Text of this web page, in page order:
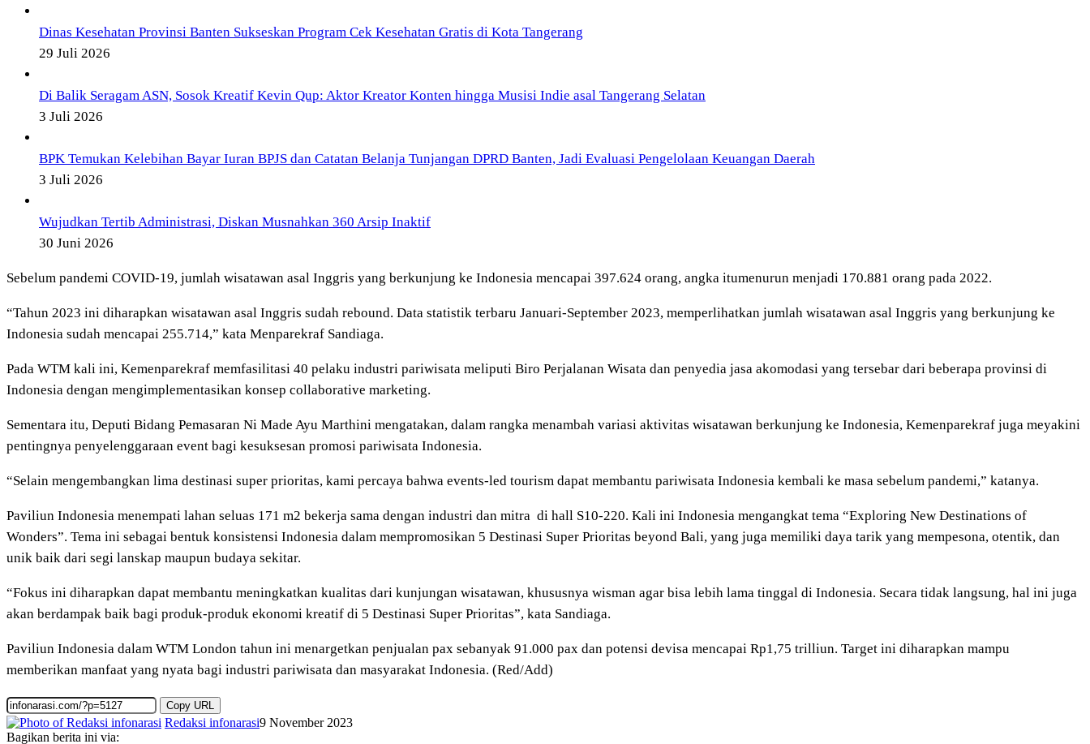
Dinas Kesehatan Provinsi Banten Sukseskan Program Cek Kesehatan Gratis di Kota Tangerang
29 Juli 2026
Di Balik Seragam ASN, Sosok Kreatif Kevin Qup: Aktor Kreator Konten hingga Musisi Indie asal Tangerang Selatan
3 Juli 2026
BPK Temukan Kelebihan Bayar Iuran BPJS dan Catatan Belanja Tunjangan DPRD Banten, Jadi Evaluasi Pengelolaan Keuangan Daerah
3 Juli 2026
Wujudkan Tertib Administrasi, Diskan Musnahkan 360 Arsip Inaktif
30 Juni 2026
Sebelum pandemi COVID-19, jumlah wisatawan asal Inggris yang berkunjung ke Indonesia mencapai 397.624 orang, angka itumenurun menjadi 170.881 orang pada 2022.
“Tahun 2023 ini diharapkan wisatawan asal Inggris sudah rebound. Data statistik terbaru Januari-September 2023, memperlihatkan jumlah wisatawan asal Inggris yang berkunjung ke
Indonesia sudah mencapai 255.714,” kata Menparekraf Sandiaga.
Pada WTM kali ini, Kemenparekraf memfasilitasi 40 pelaku industri pariwisata meliputi Biro Perjalanan Wisata dan penyedia jasa akomodasi yang tersebar dari beberapa provinsi di
Indonesia dengan mengimplementasikan konsep collaborative marketing.
Sementara itu, Deputi Bidang Pemasaran Ni Made Ayu Marthini mengatakan, dalam rangka menambah variasi aktivitas wisatawan berkunjung ke Indonesia, Kemenparekraf juga meyakini
pentingnya penyelenggaraan event bagi kesuksesan promosi pariwisata Indonesia.
“Selain mengembangkan lima destinasi super prioritas, kami percaya bahwa events-led tourism dapat membantu pariwisata Indonesia kembali ke masa sebelum pandemi,” katanya.
Paviliun Indonesia menempati lahan seluas 171 m2 bekerja sama dengan industri dan mitra di hall S10-220. Kali ini Indonesia mengangkat tema “Exploring New Destinations of
Wonders”. Tema ini sebagai bentuk konsistensi Indonesia dalam mempromosikan 5 Destinasi Super Prioritas beyond Bali, yang juga memiliki daya tarik yang mempesona, otentik, dan
unik baik dari segi lanskap maupun budaya sekitar.
“Fokus ini diharapkan dapat membantu meningkatkan kualitas dari kunjungan wisatawan, khususnya wisman agar bisa lebih lama tinggal di Indonesia. Secara tidak langsung, hal ini juga
akan berdampak baik bagi produk-produk ekonomi kreatif di 5 Destinasi Super Prioritas”, kata Sandiaga.
Paviliun Indonesia dalam WTM London tahun ini menargetkan penjualan pax sebanyak 91.000 pax dan potensi devisa mencapai Rp1,75 trilliun. Target ini diharapkan mampu
memberikan manfaat yang nyata bagi industri pariwisata dan masyarakat Indonesia. (Red/Add)
Copy URL
Redaksi infonarasi9 November 2023
Bagikan berita ini via: